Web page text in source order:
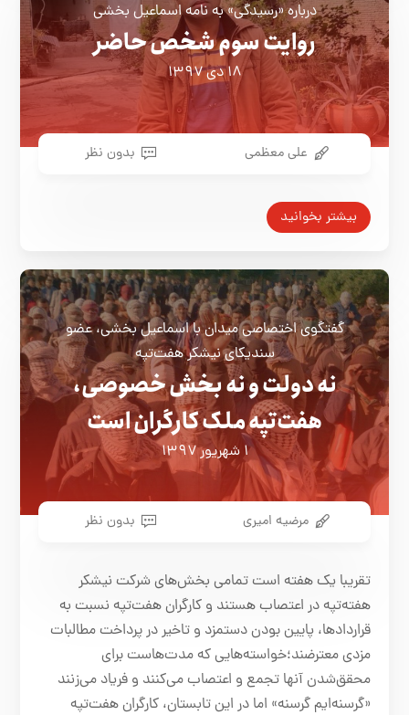
درباره «رسیدگی» به نامه اسماعیل بخشی
روایت سوم شخص حاضر
۱۸ دی ۱۳۹۷
علی معظمی بدون نظر
بیشتر بخوانید
گفتگوی اختصاصی میدان با اسماعیل بخشی، عضو
سندیکای نیشکر هفت‌تپه
نه دولت و نه بخش خصوصی،
هفت‌تپه ملک کارگران است
۱ شهریور ۱۳۹۷
مرضیه امیری بدون نظر
تقریبا یک هفته است تمامی بخش‌های شرکت نیشکر
هفته‌تپه در اعتصاب هستند و کارگران هفت‌تپه نسبت به
قراردادها، پایین بودن دستمزد و تاخیر در پرداخت مطالبات
مزدی معترضند؛خواسته‌هایی که مدت‌هاست برای
محقق‌شدن آنها تجمع و اعتصاب می‌کنند و فریاد می‌زنند
«گرسنه‌ایم گرسنه» اما در این تابستان، کارگران هفت‌تپه